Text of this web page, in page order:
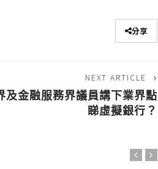
分享
NEXT ARTICLE
及金融服務界議員講下業界點
睇虛擬銀行？